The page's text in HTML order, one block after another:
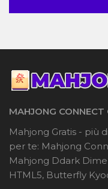
MAHJONG CONNECT
Mahjong Gratis - più
per te: Mahjong
Mahjong Ddark
HTML5, Butterfly